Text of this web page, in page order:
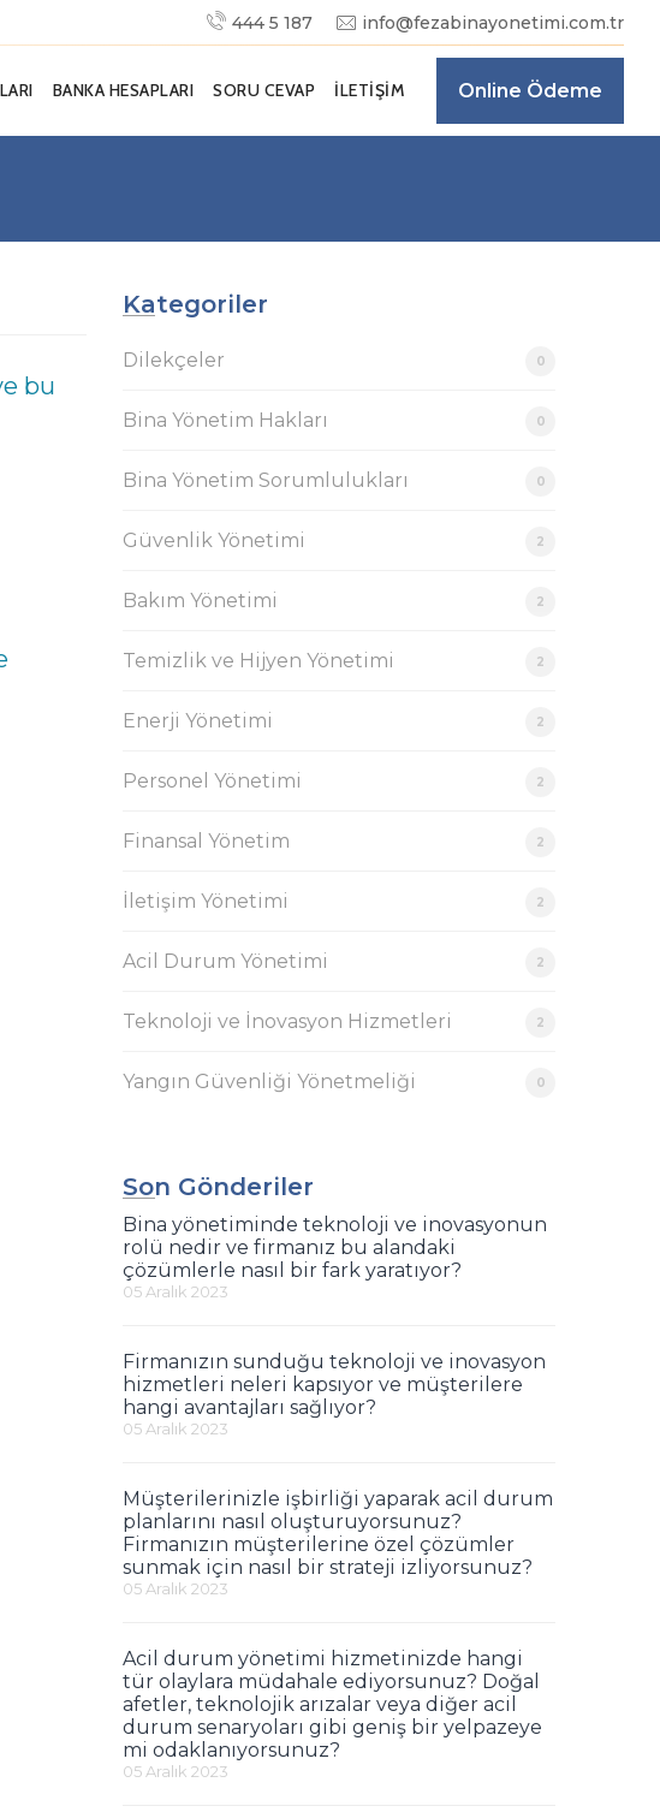
444 5 187 info@fezabinayonetimi.com.tr
BANKA HESAPLARI SORU CEVAP İLETIŞIM Online Ödeme
bu
Kategoriler
Dilekçeler 0
Bina Yönetim Hakları 0
Bina Yönetim Sorumlulukları 0
Güvenlik Yönetimi 2
Bakım Yönetimi 2
Temizlik ve Hijyen Yönetimi 2
Enerji Yönetimi 2
Personel Yönetimi 2
Finansal Yönetim 2
İletişim Yönetimi 2
Acil Durum Yönetimi 2
Teknoloji ve İnovasyon Hizmetleri 2
Yangın Güvenliği Yönetmeliği 0
Son Gönderiler
Bina yönetiminde teknoloji ve inovasyonun
rolü nedir ve firmanız bu alandaki
çözümlerle nasıl bir fark yaratıyor?
05 Aralık 2023
Firmanızın sunduğu teknoloji ve inovasyon
hizmetleri neleri kapsıyor ve müşterilere
hangi avantajları sağlıyor?
05 Aralık 2023
Müşterilerinizle işbirliği yaparak acil durum
planlarını nasıl oluşturuyorsunuz?
Firmanızın müşterilerine özel çözümler
sunmak için nasıl bir strateji izliyorsunuz?
05 Aralık 2023
Acil durum yönetimi hizmetinizde hangi
tür olaylara müdahale ediyorsunuz? Doğal
afetler, teknolojik arızalar veya diğer acil
durum senaryoları gibi geniş bir yelpazeye
mi odaklanıyorsunuz?
05 Aralık 2023